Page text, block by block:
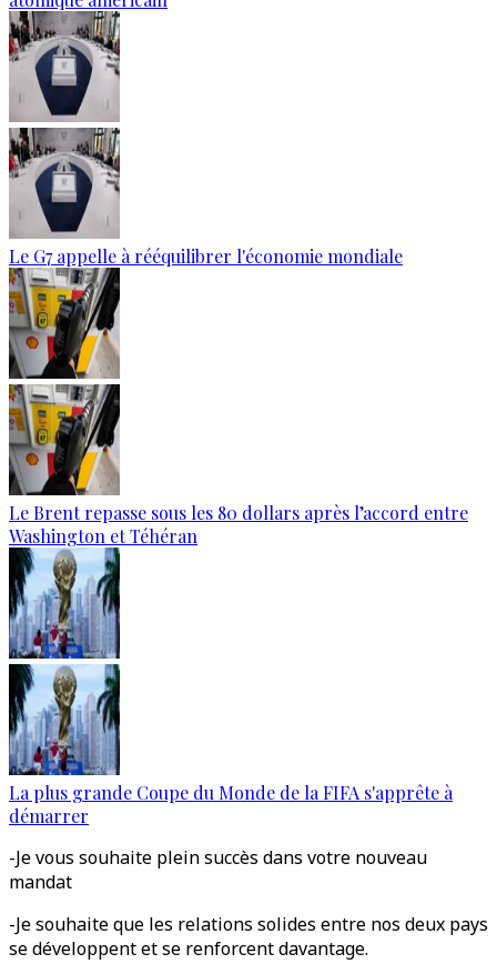
Le G7 appelle à rééquilibrer l'économie mondiale
Le Brent repasse sous les 80 dollars après l’accord entre
Washington et Téhéran
La plus grande Coupe du Monde de la FIFA s'apprête à
démarrer
-Je vous souhaite plein succès dans votre nouveau
mandat
-Je souhaite que les relations solides entre nos deux pays
se développent et se renforcent davantage.